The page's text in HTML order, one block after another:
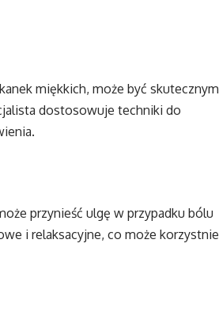
miękkich, może być skutecznym
dostosowuje techniki do
przynieść ulgę w przypadku bólu
i relaksacyjne, co może korzystnie